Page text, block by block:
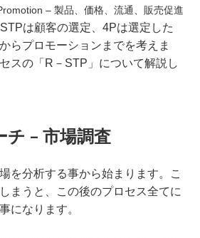
– 製品、価格、流通、販売促進
は顧客の選定、4Pは選定した
らプロモーションまでを考えま
スの「R－STP」について解説し
チ – 市場調査
を分析する事から始まります。こ
まうと、この後のプロセス全てに
になります。